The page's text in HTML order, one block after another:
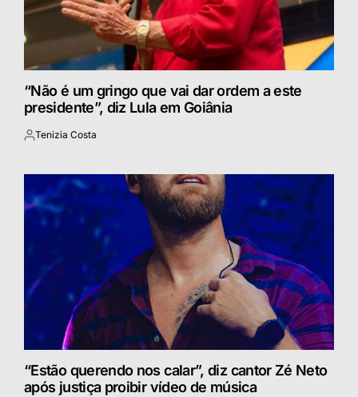
“Não é um gringo que vai dar ordem a este
presidente”, diz Lula em Goiânia
Postado
Tenizia Costa
“Estão querendo nos calar”, diz cantor Zé Neto
após justiça proibir vídeo de música